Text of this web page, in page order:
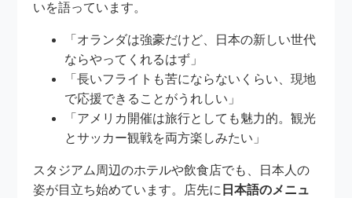
いを語っています。
「オランダは強豪だけど、日本の新しい世代
ならやってくれるはず」
「長いフライトも苦にならないくらい、現地
で応援できることがうれしい」
「アメリカ開催は旅行としても魅力的。観光
とサッカー観戦を両方楽しみたい」
スタジアム周辺のホテルや飲食店でも、日本人の
姿が目立ち始めています。店先に 日本語のメニュ